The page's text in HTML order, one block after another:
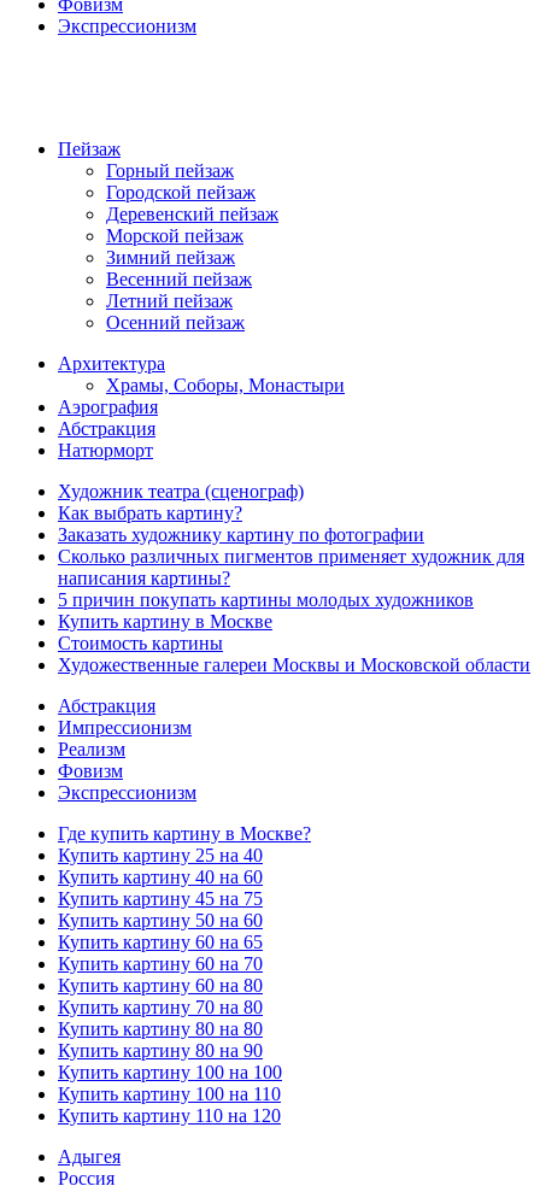
Фовизм
Экспрессионизм
Пейзаж
Горный пейзаж
Городской пейзаж
Деревенский пейзаж
Морской пейзаж
Зимний пейзаж
Весенний пейзаж
Летний пейзаж
Осенний пейзаж
Архитектура
Храмы, Соборы, Монастыри
Аэрография
Абстракция
Натюрморт
Художник театра (сценограф)
Как выбрать картину?
Заказать художнику картину по фотографии
Сколько различных пигментов применяет художник для
написания картины?
5 причин покупать картины молодых художников
Купить картину в Москве
Стоимость картины
Художественные галереи Москвы и Московской области
Абстракция
Импрессионизм
Реализм
Фовизм
Экспрессионизм
Где купить картину в Москве?
Купить картину 25 на 40
Купить картину 40 на 60
Купить картину 45 на 75
Купить картину 50 на 60
Купить картину 60 на 65
Купить картину 60 на 70
Купить картину 60 на 80
Купить картину 70 на 80
Купить картину 80 на 80
Купить картину 80 на 90
Купить картину 100 на 100
Купить картину 100 на 110
Купить картину 110 на 120
Адыгея
Россия